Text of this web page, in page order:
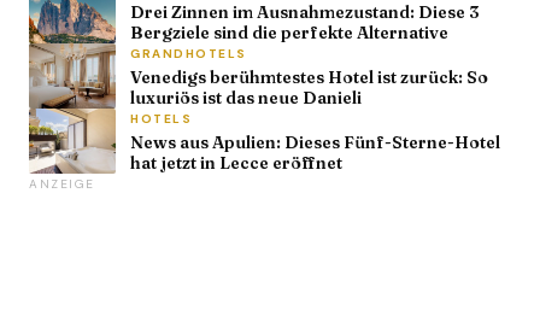
Drei Zinnen im Ausnahmezustand: Diese 3
Bergziele sind die perfekte Alternative
GRANDHOTELS
Venedigs berühmtestes Hotel ist zurück: So
luxuriös ist das neue Danieli
HOTELS
News aus Apulien: Dieses Fünf-Sterne-Hotel
hat jetzt in Lecce eröffnet
ANZEIGE